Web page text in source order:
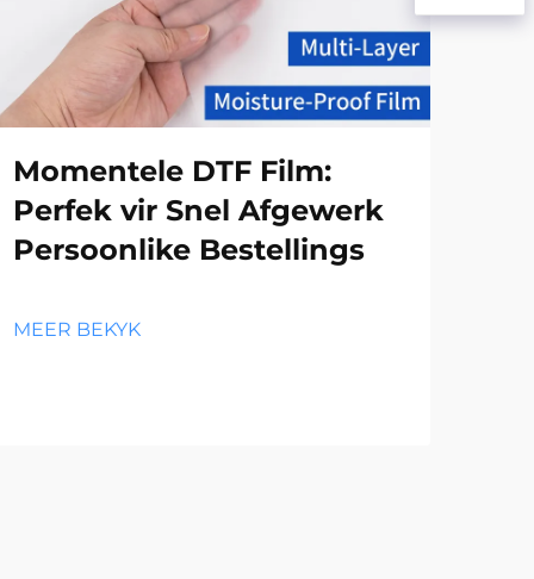
Momentele DTF Film:
Perfek vir Snel Afgewerk
Persoonlike Bestellings
MEER BEKYK